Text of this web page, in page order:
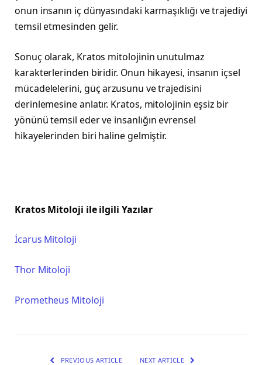
onun insanın iç dünyasındaki karmaşıklığı ve trajediyi
temsil etmesinden gelir.
Sonuç olarak, Kratos mitolojinin unutulmaz
karakterlerinden biridir. Onun hikayesi, insanın içsel
mücadelelerini, güç arzusunu ve trajedisini
derinlemesine anlatır. Kratos, mitolojinin eşsiz bir
yönünü temsil eder ve insanlığın evrensel
hikayelerinden biri haline gelmiştir.
Kratos Mitoloji ile ilgili Yazılar
İcarus Mitoloji
Thor Mitoloji
Prometheus Mitoloji
PREVIOUS ARTICLE NEXT ARTICLE